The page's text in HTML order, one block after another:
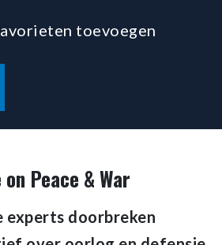
toevoegen
Peace & War
experts doorbreken